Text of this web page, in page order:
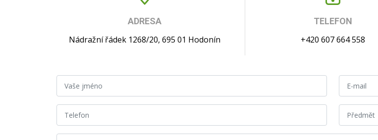
ADRESA
Nádražní řádek 1268/20, 695 01 Hodonín
TELEFON
+420 607 664 558